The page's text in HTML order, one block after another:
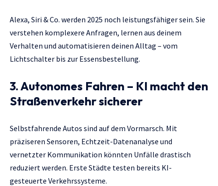
Alexa, Siri & Co. werden 2025 noch leistungsfähiger sein. Sie
verstehen komplexere Anfragen, lernen aus deinem
Verhalten und automatisieren deinen Alltag – vom
Lichtschalter bis zur Essensbestellung.
3. Autonomes Fahren – KI macht den
Straßenverkehr sicherer
Selbstfahrende Autos sind auf dem Vormarsch. Mit
präziseren Sensoren, Echtzeit-Datenanalyse und
vernetzter Kommunikation könnten Unfälle drastisch
reduziert werden. Erste Städte testen bereits KI-
gesteuerte Verkehrssysteme.